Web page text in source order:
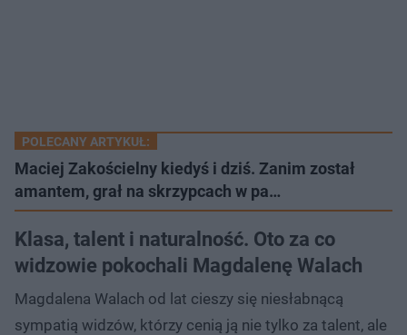
POLECANY ARTYKUŁ:
Maciej Zakościelny kiedyś i dziś. Zanim został
amantem, grał na skrzypcach w pa…
Klasa, talent i naturalność. Oto za co
widzowie pokochali Magdalenę Walach
Magdalena Walach od lat cieszy się niesłabnącą
sympatią widzów, którzy cenią ją nie tylko za talent, ale